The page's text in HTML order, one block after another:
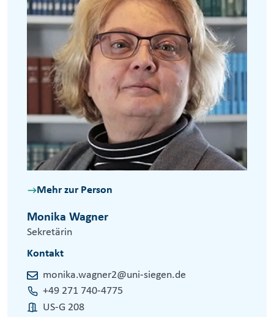
Mehr zur Person
Monika Wagner
Sekretärin
Kontakt
monika.wagner2@uni-siegen.de
+49 271 740-4775
US-G 208